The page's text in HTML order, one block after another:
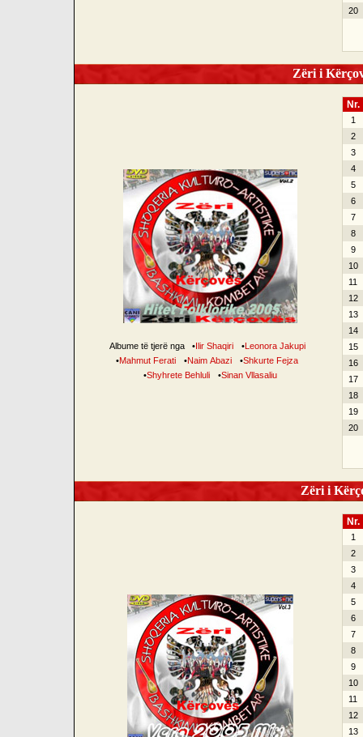
20
Zëri i
Albume të tjerë nga •Ilir Shaqiri •Leonora Jakupi
•Mahmut Ferati •Naim Abazi •Shkurte Fejza
•Shyhrete Behluli •Sinan Vllasaliu
Nr.
1
2
3
4
5
6
7
8
9
10
11
12
13
14
15
16
17
18
19
20
Zëri i
Nr.
1
2
3
4
5
6
7
8
9
10
11
12
13